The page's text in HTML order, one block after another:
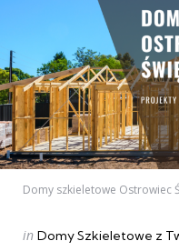
Domy szkieletowe Ostrowiec
Categories
Posted
in Domy Szkieletowe z